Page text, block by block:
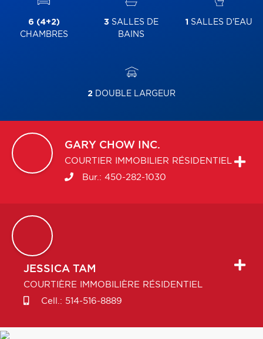
6 (4+2)
CHAMBRES
3 SALLES DE
BAINS
1 SALLES D'EAU
2 DOUBLE LARGEUR
GARY CHOW INC.
COURTIER IMMOBILIER RÉSIDENTIEL
Bur.: 450-282-1030
JESSICA TAM
COURTIÈRE IMMOBILIÈRE RÉSIDENTIEL
Cell.: 514-516-8889